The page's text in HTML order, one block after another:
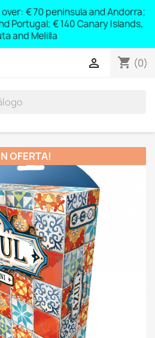
€ 70 peninsula and Andorra;
Portugal; € 140 Canary Islands,
and Melilla
shopping_cart (0)

OFERTA!